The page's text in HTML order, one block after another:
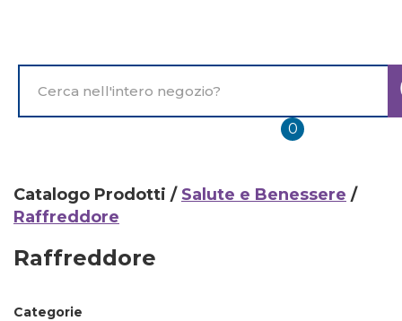
principale
Prodotto
0prodotti
inseriti
Catalogo Prodotti / Salute e Benessere /
Raffreddore
Raffreddore
Categorie